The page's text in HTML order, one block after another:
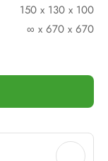
150 х 130 х 100
∞ х 670 х 670